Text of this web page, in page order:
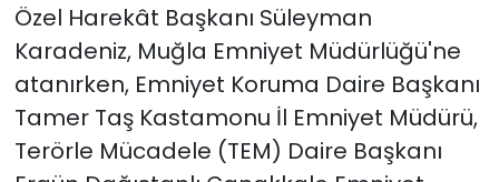
Özel Harekât Başkanı Süleyman
Karadeniz, Muğla Emniyet Müdürlüğü'ne
atanırken, Emniyet Koruma Daire Başkanı
Tamer Taş Kastamonu İl Emniyet Müdürü,
Terörle Mücadele (TEM) Daire Başkanı